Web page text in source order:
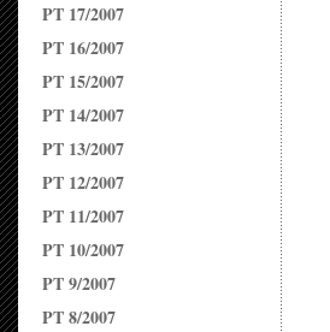
PT 17/2007
PT 16/2007
PT 15/2007
PT 14/2007
PT 13/2007
PT 12/2007
PT 11/2007
PT 10/2007
PT 9/2007
PT 8/2007